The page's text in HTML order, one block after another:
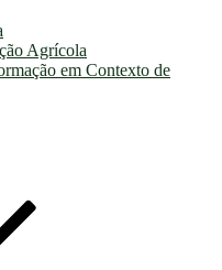
Agrícola
em Contexto de